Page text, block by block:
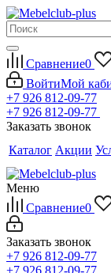
Сравнение0
ВойтиМой
+7 926 812-09-77
+7 926 812-09-77
Заказать звонок
Каталог Акции
Меню
Сравнение0
Заказать звонок
+7 926 812-09-77
+7 926 812-09-77